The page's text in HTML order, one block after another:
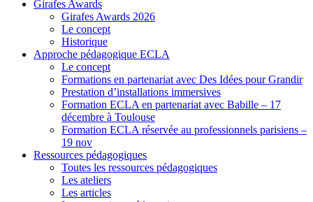
Girafes Awards
Girafes Awards 2026
Le concept
Historique
Approche pédagogique ECLA
Le concept
Formations en partenariat avec Des Idées pour Grandir
Prestation d’installations immersives
Formation ECLA en partenariat avec Babille – 17
décembre à Toulouse
Formation ECLA réservée au professionnels parisiens –
19 nov
Ressources pédagogiques
Toutes les ressources pédagogiques
Les ateliers
Les articles